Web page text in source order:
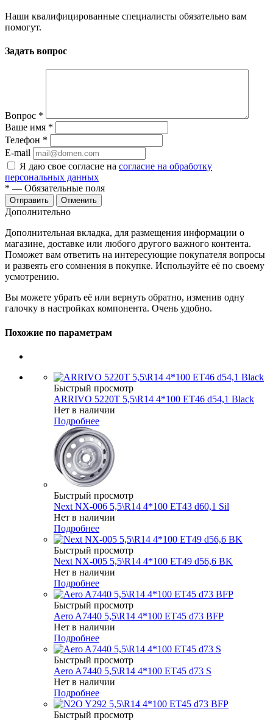
Наши квалифицированные специалисты обязательно вам
помогут.
Задать вопрос
Вопрос *
Ваше имя *
Телефон *
E-mail
Я даю свое согласие на согласие на обработку
персональных данных
* — Обязательные поля
Отменить
Дополнительно
Дополнительная вкладка, для размещения информации о
магазине, доставке или любого другого важного контента.
Поможет вам ответить на интересующие покупателя вопросы
и развеять его сомнения в покупке. Используйте её по своему
усмотрению.
Вы можете убрать её или вернуть обратно, изменив одну
галочку в настройках компонента. Очень удобно.
Похожие по параметрам
Быстрый просмотр
ARRIVO 5220T 5,5\R14 4*100 ET46 d54,1 Black
Нет в наличии
Подробнее
Быстрый просмотр
Next NX-006 5,5\R14 4*100 ET43 d60,1 Sil
Нет в наличии
Подробнее
Быстрый просмотр
Next NX-005 5,5\R14 4*100 ET49 d56,6 BK
Нет в наличии
Подробнее
Быстрый просмотр
Aero A7440 5,5\R14 4*100 ET45 d73 BFP
Нет в наличии
Подробнее
Быстрый просмотр
Aero A7440 5,5\R14 4*100 ET45 d73 S
Нет в наличии
Подробнее
Быстрый просмотр